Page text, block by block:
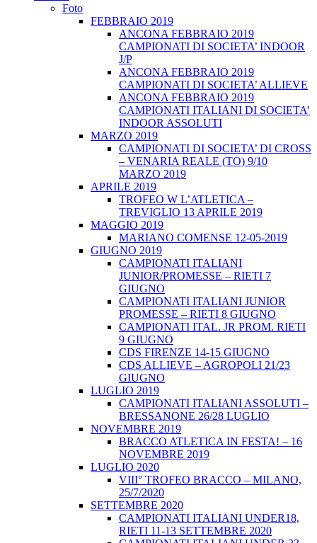
Foto
FEBBRAIO 2019
ANCONA FEBBRAIO 2019
CAMPIONATI DI SOCIETA’ INDOOR
J/P
ANCONA FEBBRAIO 2019
CAMPIONATI DI SOCIETA’ ALLIEVE
ANCONA FEBBRAIO 2019
CAMPIONATI ITALIANI DI SOCIETA’
INDOOR ASSOLUTI
MARZO 2019
CAMPIONATI DI SOCIETA’ DI CROSS
– VENARIA REALE (TO) 9/10
MARZO 2019
APRILE 2019
TROFEO W L’ATLETICA –
TREVIGLIO 13 APRILE 2019
MAGGIO 2019
MARIANO COMENSE 12-05-2019
GIUGNO 2019
CAMPIONATI ITALIANI
JUNIOR/PROMESSE – RIETI 7
GIUGNO
CAMPIONATI ITALIANI JUNIOR
PROMESSE – RIETI 8 GIUGNO
CAMPIONATI ITAL. JR PROM. RIETI
9 GIUGNO
CDS FIRENZE 14-15 GIUGNO
CDS ALLIEVE – AGROPOLI 21/23
GIUGNO
LUGLIO 2019
CAMPIONATI ITALIANI ASSOLUTI –
BRESSANONE 26/28 LUGLIO
NOVEMBRE 2019
BRACCO ATLETICA IN FESTA! – 16
NOVEMBRE 2019
LUGLIO 2020
VIII° TROFEO BRACCO – MILANO,
25/7/2020
SETTEMBRE 2020
CAMPIONATI ITALIANI UNDER18,
RIETI 11-13 SETTEMBRE 2020